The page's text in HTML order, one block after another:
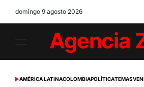
domingo 9 agosto 2026
Zero
POSTED
AMÉRICA LATINACOLOMBIAPOLÍTICATEMAS